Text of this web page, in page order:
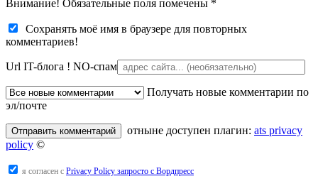
Внимание! Обязательные поля помечены *
Сохранять моё имя в браузере для повторных
комментариев!
Url IT-блога ! NO-спам
Получать новые комментарии по
эл/почте
отныне доступен плагин: ats privacy
policy ©
я согласен с Privacy Policy запросто с Вордпресс